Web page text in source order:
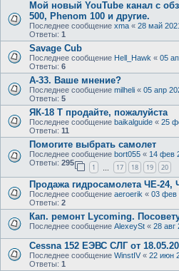
Мой новый YouTube канал с
500, Phenom 100 и другие.
Последнее сообщение xma « 28 май
Ответы: 1
Savage Cub
Последнее сообщение Hell_Hawk « 05
Ответы: 6
А-33. Ваше мнение?
Последнее сообщение milheli « 05 апр
Ответы: 5
ЯК-18 Т продайте, пожалуйста
Последнее сообщение baikalguide « 25
Ответы: 11
Помогите выбрать самолет
Последнее сообщение bort055 « 14 фев
Ответы: 295
1 17 18 19 20
Продажа гидросамолета ЧЕ-24,
Последнее сообщение aeroerik « 03 фев
Ответы: 2
Кап. ремонт Lycoming.
Последнее сообщение AlexeySt « 28 авг
Cessna 152 ЕЭВС СЛГ от
Последнее сообщение WinstIV « 22 июн
Ответы: 1